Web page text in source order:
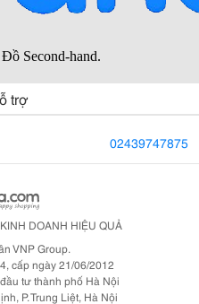
trợ
02439747875
DOANH HIỆU QUẢ
VNP Group.
cấp ngày 21/06/2012
tư thành phố Hà Nội
P. Trung Liệt, Hà Nội